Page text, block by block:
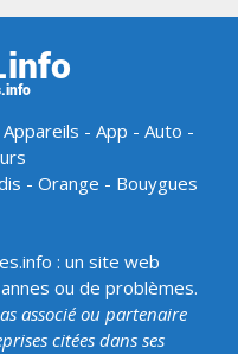
Appareils - App - Auto -
- Orange - Bouygues
: un site web
ou de problèmes.
associé ou partenaire
citées dans ses